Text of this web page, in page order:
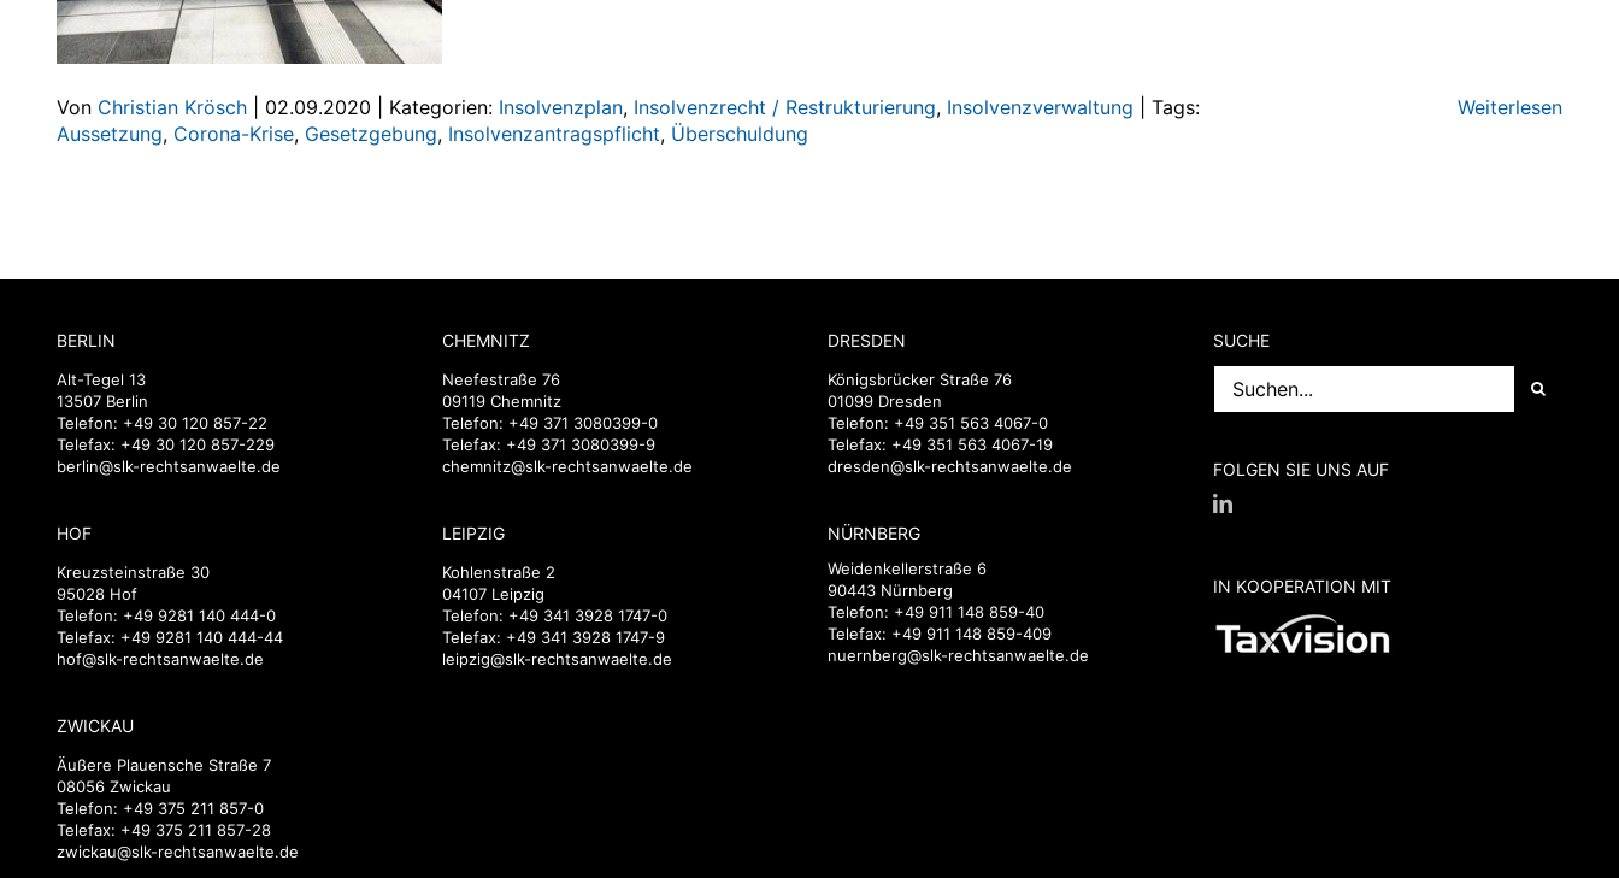
Von Christian Krösch 02.09.2020 Kategorien: Insolvenzplan, Insolvenzrecht / Restrukturierung, Insolvenzverwaltung
Tags:
Aussetzung, Corona-Krise, Gesetzgebung, Insolvenzantragspflicht, Überschuldung
Weiterlesen
BERLIN
Alt-Tegel 13
13507 Berlin
Telefon: +49 30 120 857-22
Telefax: +49 30 120 857-229
berlin@slk-rechtsanwaelte.de
HOF
Kreuzsteinstraße 30
95028 Hof
Telefon: +49 9281 140 444-0
Telefax: +49 9281 140 444-44
hof@slk-rechtsanwaelte.de
ZWICKAU
Äußere Plauensche Straße 7
08056 Zwickau
Telefon: +49 375 211 857-0
Telefax: +49 375 211 857-28
zwickau@slk-rechtsanwaelte.de
CHEMNITZ
Neefestraße 76
09119 Chemnitz
Telefon: +49 371 3080399-0
Telefax: +49 371 3080399-9
chemnitz@slk-rechtsanwaelte.de
LEIPZIG
Kohlenstraße 2
04107 Leipzig
Telefon: +49 341 3928 1747-0
Telefax: +49 341 3928 1747-9
leipzig@slk-rechtsanwaelte.de
DRESDEN
Königsbrücker Straße 76
01099 Dresden
Telefon: +49 351 563 4067-0
Telefax: +49 351 563 4067-19
dresden@slk-rechtsanwaelte.de
NÜRNBERG
Weidenkellerstraße 6
90443 Nürnberg
Telefon: +49 911 148 859-40
Telefax: +49 911 148 859-409
nuernberg@slk-rechtsanwaelte.de
SUCHE
nach:
FOLGEN SIE UNS AUF
IN KOOPERATION MIT